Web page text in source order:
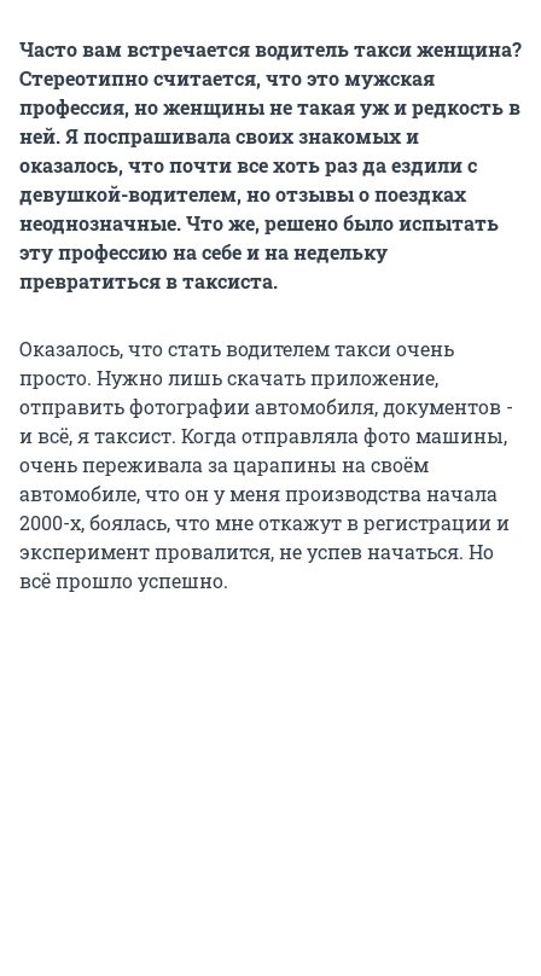
Часто вам встречается водитель такси женщина?
Стереотипно считается, что это мужская
профессия, но женщины не такая уж и редкость в
ней. Я поспрашивала своих знакомых и
оказалось, что почти все хоть раз да ездили с
девушкой-водителем, но отзывы о поездках
неоднозначные. Что же, решено было испытать
эту профессию на себе и на недельку
превратиться в таксиста.
Оказалось, что стать водителем такси очень
просто. Нужно лишь скачать приложение,
отправить фотографии автомобиля, документов -
и всё, я таксист. Когда отправляла фото машины,
очень переживала за царапины на своём
автомобиле, что он у меня производства начала
2000-х, боялась, что мне откажут в регистрации и
эксперимент провалится, не успев начаться. Но
всё прошло успешно.